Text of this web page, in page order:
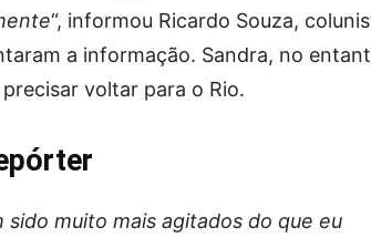
“, informou Ricardo Souza,
a informação. Sandra, no
voltar para o Rio.
sido muito mais agitados do que eu